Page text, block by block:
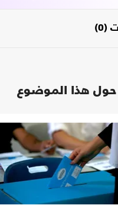
(0)
حول هذا الموضوع